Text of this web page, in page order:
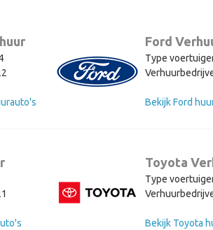
Ford
Type
Bekijk Ford
Toyota
Type
Bekijk Toyota